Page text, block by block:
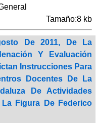
Tamaño:8 kb
De 2011, De La
Y Evaluación
Instrucciones Para
Docentes De La
De Actividades
Figura De Federico